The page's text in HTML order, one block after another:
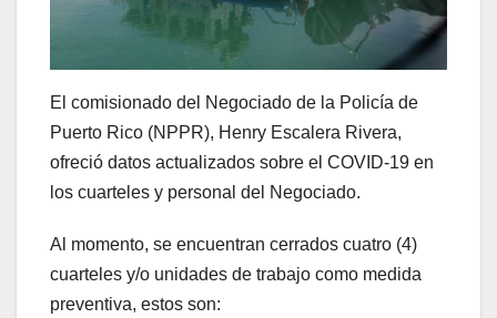
El comisionado del Negociado de la Policía de
Puerto Rico (NPPR), Henry Escalera Rivera,
ofreció datos actualizados sobre el COVID-19 en
los cuarteles y personal del Negociado.
Al momento, se encuentran cerrados cuatro (4)
cuarteles y/o unidades de trabajo como medida
preventiva, estos son: